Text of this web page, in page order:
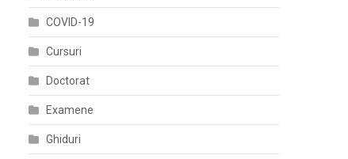
COVID-19
Cursuri
Doctorat
Examene
Ghiduri